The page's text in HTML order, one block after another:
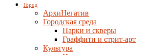
Город
АрхиНегатив
Городская среда
Парки и скверы
Граффити и стрит-арт
Культура